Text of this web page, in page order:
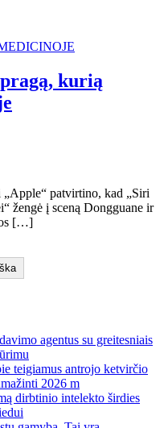
kurią
„Apple“ patvirtino, kad „Siri
žengė į sceną Dongguane ir
[…]
agentus su greitesniais
teigiamus antrojo ketvirčio
2026 m
dirbtinio intelekto širdies